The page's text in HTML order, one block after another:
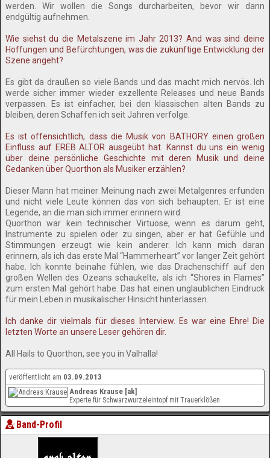
werden. Wir wollen die Songs durcharbeiten, bevor wir dann
endgültig aufnehmen.
Wie siehst du die Metalszene im Jahr 2013? And was sind deine
Hoffungen und Befürchtungen, was die zukünftige Entwicklung der
Szene angeht?
Es gibt da draußen so viele Bands und das macht mich nervös. Ich
werde sicher immer wieder exzellente Releases und neue Bands
verpassen. Es ist einfacher, bei den klassischen alten Bands zu
bleiben, deren Schaffen ich seit Jahren verfolge.
Es ist offensichtlich, dass die Musik von BATHORY einen großen
Einfluss auf EREB ALTOR ausgeübt hat. Kannst du uns ein wenig
über deine persönliche Geschichte mit deren Musik und deine
Gedanken über Quorthon als Musiker erzählen?
Dieser Mann hat meiner Meinung nach zwei Metalgenres erfunden
und nicht viele Leute können das von sich behaupten. Er ist eine
Legende, an die man sich immer erinnern wird.
Quorthon war kein technischer Virtuose, wenn es darum geht,
Instrumente zu spielen oder zu singen, aber er hat Gefühle und
Stimmungen erzeugt wie kein anderer. Ich kann mich daran
erinnern, als ich das erste Mal “Hammerheart” vor langer Zeit gehört
habe. Ich konnte beinahe fühlen, wie das Drachenschiff auf den
großen Wellen des Ozeans schaukelte, als ich “Shores in Flames”
zum ersten Mal gehört habe. Das hat einen unglaublichen Eindruck
für mein Leben in musikalischer Hinsicht hinterlassen.
Ich danke dir vielmals für dieses Interview. Es war eine Ehre! Die
letzten Worte an unsere Leser gehören dir.
All Hails to Quorthon, see you in Valhalla!
veröffentlicht am 03.09.2013
Andreas Krause [ak]
Experte für Schwarzwurzeleintopf mit Trauerklößen
Band-Profil